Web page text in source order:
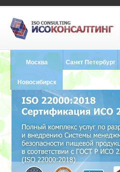
Москва Санкт Петербург
8 (812) 748-2493
Новосибирск
8 (383) 227-8449